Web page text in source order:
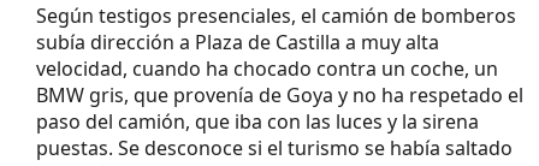
Según testigos presenciales, el camión de bomberos
subía dirección a Plaza de Castilla a muy alta
velocidad, cuando ha chocado contra un coche, un
BMW gris, que provenía de Goya y no ha respetado el
paso del camión, que iba con las luces y la sirena
puestas. Se desconoce si el turismo se había saltado